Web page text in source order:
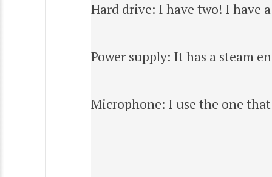
Hard drive: I have two! I have
Power supply: It has a steam
Microphone: I use the one